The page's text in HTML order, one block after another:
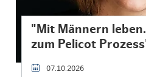
"Mit Männern
zum Pelicot
07.10.2026